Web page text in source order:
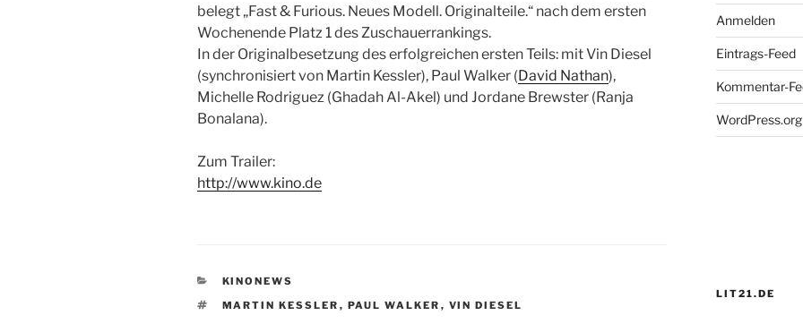
belegt „Fast & Furious. Neues Modell. Originalteile.“ nach dem ersten
Wochenende Platz 1 des Zuschauerrankings.
In der Originalbesetzung des erfolgreichen ersten Teils: mit Vin Diesel
(synchronisiert von Martin Kessler), Paul Walker (David Nathan),
Michelle Rodriguez (Ghadah Al-Akel) und Jordane Brewster (Ranja
Bonalana).
Zum Trailer:
http://www.kino.de
KATEGORIEN
KINONEWS
SCHLAGWÖRTER
MARTIN KESSLER , PAUL WALKER , VIN DIESEL
Anmelden
Eintrags-Feed
Kommentar-
WordPress.org
LIT21.DE